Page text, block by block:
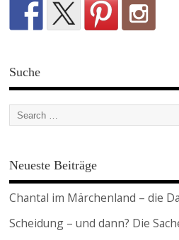
Suche
Neueste Beiträge
Chantal im Märchenland – die
Scheidung – und dann? Die